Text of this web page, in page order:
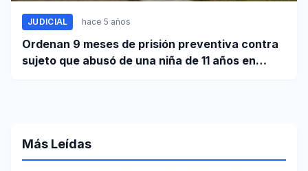
JUDICIAL hace 5 años
Ordenan 9 meses de prisión preventiva contra
sujeto que abusó de una niña de 11 años en
Más Leídas